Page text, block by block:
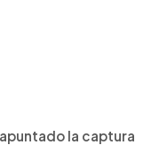
la captura